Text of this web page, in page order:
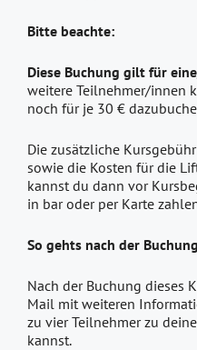
Bitte beachte:
Diese Buchung gilt für
weitere Teilnehmer/innen
noch für je 30 €
Die zusätzliche
sowie die Kosten für die
kannst du dann vor
in bar oder per Karte
So gehts nach der
Nach der Buchung dieses
Mail mit weiteren
zu vier Teilnehmer zu
kannst.